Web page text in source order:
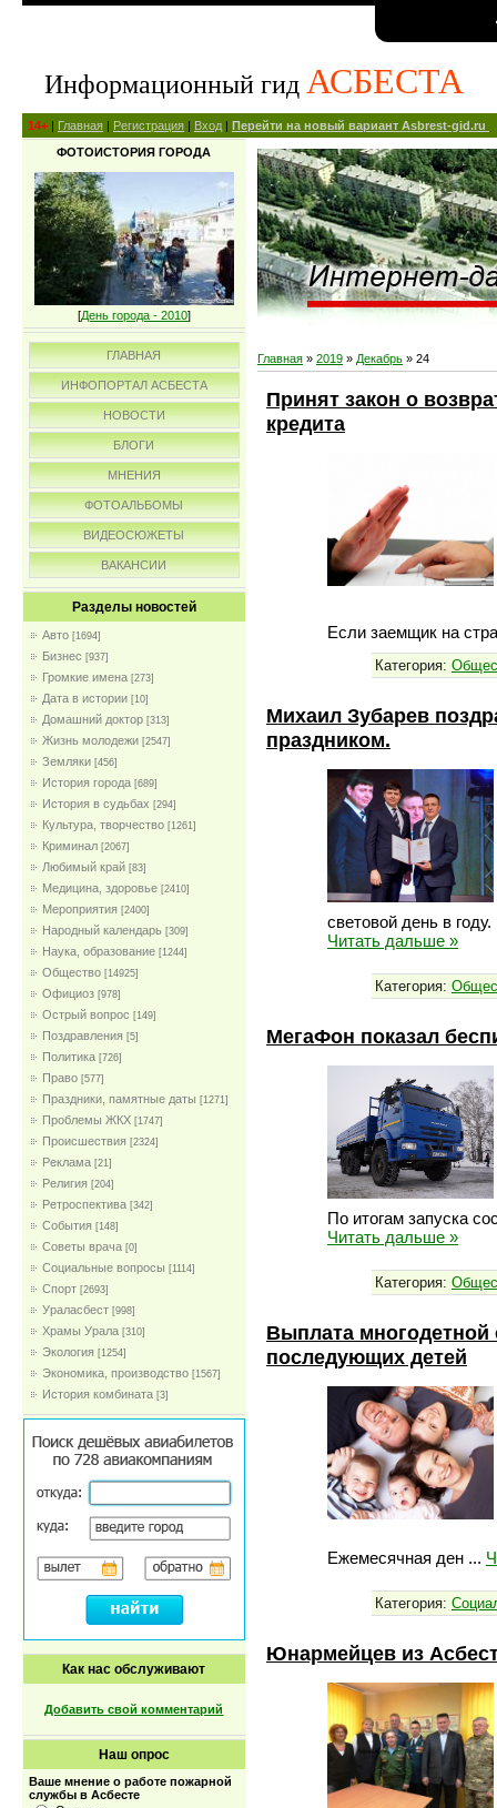
Информационный гид АСБЕСТА
14+ | Главная | Регистрация | Вход | Перейти на новый вариант Asbrest-gid.ru
ФОТОИСТОРИЯ ГОРОДА
[День города - 2010]
ГЛАВНАЯ
ИНФОПОРТАЛ АСБЕСТА
НОВОСТИ
БЛОГИ
МНЕНИЯ
ФОТОАЛЬБОМЫ
ВИДЕОСЮЖЕТЫ
ВАКАНСИИ
Разделы новостей
Авто [1694]
Бизнес [937]
Громкие имена [273]
Дата в истории [10]
Домашний доктор [313]
Жизнь молодежи [2547]
Земляки [456]
История города [689]
История в судьбах [294]
Культура, творчество [1261]
Криминал [2067]
Любимый край [83]
Медицина, здоровье [2410]
Мероприятия [2400]
Народный календарь [309]
Наука, образование [1244]
Общество [14925]
Официоз [978]
Острый вопрос [149]
Поздравления [5]
Политика [726]
Право [577]
Праздники, памятные даты [1271]
Проблемы ЖКХ [1747]
Проиcшествия [2324]
Реклама [21]
Религия [204]
Ретроспектива [342]
События [148]
Советы врача [0]
Социальные вопросы [1114]
Спорт [2693]
Ураласбест [998]
Храмы Урала [310]
Экология [1254]
Экономика, производство [1567]
История комбината [3]
Как нас обслуживают
Добавить свой комментарий
Наш опрос
Ваше мнение о работе пожарной
службы в Асбесте
Главная » 2019 » Декабрь » 24
Принят закон о
кредита
Если заемщик на
Категория:
Михаил Зубарев
праздником.
световой день в
Читать дальше »
Категория:
МегаФон показал
По итогам запуска
Читать дальше »
Категория:
Выплата многодетной
последующих детей
Ежемесячная ден ...
Категория:
Юнармейцев из